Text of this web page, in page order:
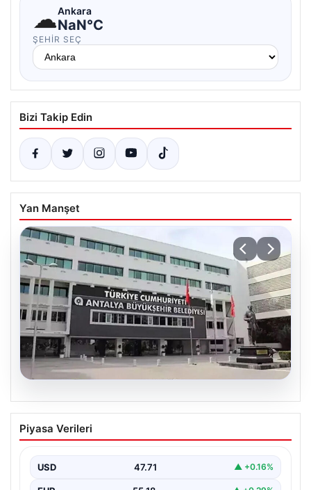
☁Ankara
NaN°C
ŞEHIR SEÇ
Bizi Takip Edin
Yan Manşet
Antalya’daki yolsuzluk soruşturmasında
iki yeni gözaltı
Gözaltı İşlemi”, “content”: “ Antalya Büyükşehir
Belediyesi’ne…
Piyasa Verileri
USD 47.71 ▲ +0.16%